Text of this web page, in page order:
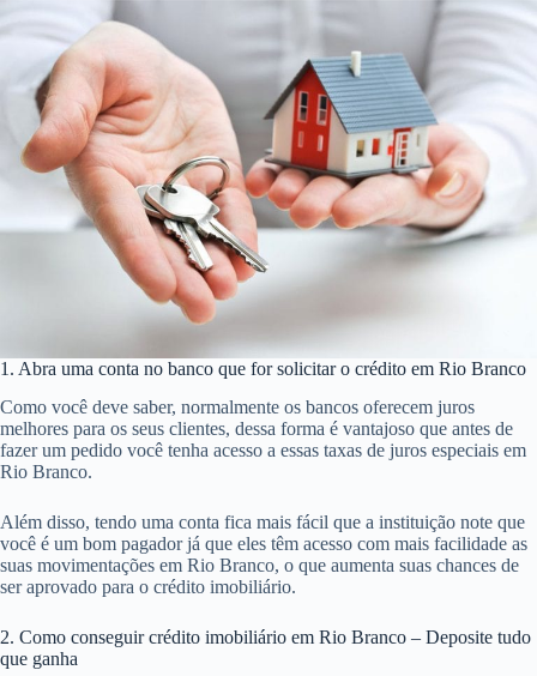
1. Abra uma conta no banco que for solicitar o crédito em Rio Branco
Como você deve saber, normalmente os bancos oferecem juros
melhores para os seus clientes, dessa forma é vantajoso que antes de
fazer um pedido você tenha acesso a essas taxas de juros especiais em
Rio Branco.
Além disso, tendo uma conta fica mais fácil que a instituição note que
você é um bom pagador já que eles têm acesso com mais facilidade as
suas movimentações em Rio Branco, o que aumenta suas chances de
ser aprovado para o crédito imobiliário.
2. Como conseguir crédito imobiliário em Rio Branco – Deposite tudo
que ganha